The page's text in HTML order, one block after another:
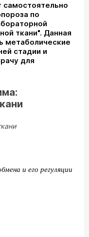
по
ткани". Данная
метаболические
стадии и
для
и его регуляции